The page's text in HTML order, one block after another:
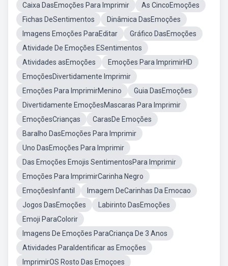
Caixa DasEmoções Para Imprimir
As CincoEmoções
Fichas DeSentimentos
Dinâmica DasEmoções
Imagens Emoções ParaEditar
Gráfico DasEmoções
Atividade De Emoções ESentimentos
Atividades asEmoções
Emoções Para ImprimirHD
EmoçõesDivertidamente Imprimir
Emoções Para ImprimirMenino
Guia DasEmoções
Divertidamente EmoçõesMascaras Para Imprimir
EmoçõesCrianças
CarasDe Emoções
Baralho DasEmoções Para Imprimir
Uno DasEmoções Para Imprimir
Das Emoções Emojis SentimentosPara Imprimir
Emoções Para ImprimirCarinha Negro
EmoçõesInfantil
Imagem DeCarinhas Da Emocao
Jogos DasEmoções
Labirinto DasEmoções
Emoji ParaColorir
Imagens De Emoções ParaCriança De 3 Anos
Atividades ParaIdentificar as Emoções
ImprimirOS Rosto Das Emoçoes